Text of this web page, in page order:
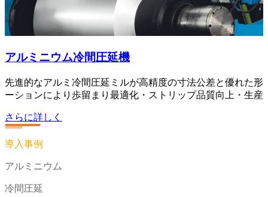
アルミニウム冷間圧延機
先進的なアルミ冷間圧延ミルが高精度の寸法公差と優れた
ーションにより歩留まり最適化・ストリップ品質向上・生産
さらに詳しく
導入事例
アルミニウム
冷間圧延